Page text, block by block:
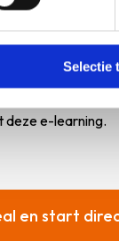
Selectie
.
deze e-learning.
en start